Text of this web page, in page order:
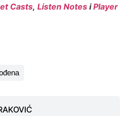
Casts, Listen Notes iPlayer